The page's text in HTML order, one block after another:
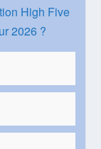
High Five
2026 ?